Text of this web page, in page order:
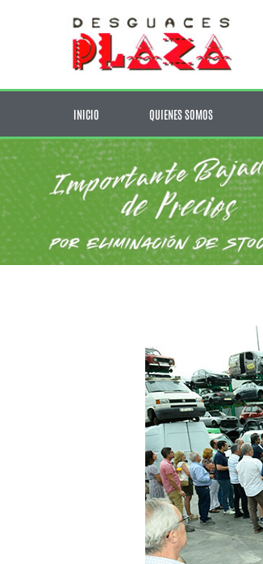
INICIO QUIENES SOMOS